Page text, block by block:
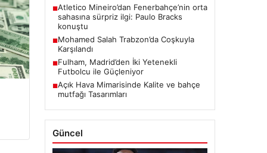
■Atletico Mineiro’dan Fenerbahçe’nin orta
sahasına sürpriz ilgi: Paulo Bracks
konuştu
■Mohamed Salah Trabzon’da Coşkuyla
Karşılandı
■Fulham, Madrid’den İki Yetenekli
Futbolcu ile Güçleniyor
■Açık Hava Mimarisinde Kalite ve bahçe
mutfağı Tasarımları
Güncel